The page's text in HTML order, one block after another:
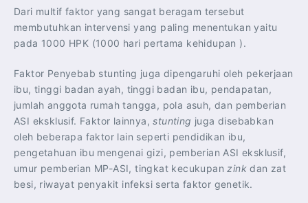
Dari multif faktor yang sangat beragam tersebut
membutuhkan intervensi yang paling menentukan yaitu
pada 1000 HPK (1000 hari pertama kehidupan ).
Faktor Penyebab stunting juga dipengaruhi oleh pekerjaan
ibu, tinggi badan ayah, tinggi badan ibu, pendapatan,
jumlah anggota rumah tangga, pola asuh, dan pemberian
ASI eksklusif. Faktor lainnya,stunting juga disebabkan
oleh beberapa faktor lain seperti pendidikan ibu,
pengetahuan ibu mengenai gizi, pemberian ASI eksklusif,
umur pemberian MP-ASI, tingkat kecukupan zinkdan zat
besi, riwayat penyakit infeksi serta faktor genetik.